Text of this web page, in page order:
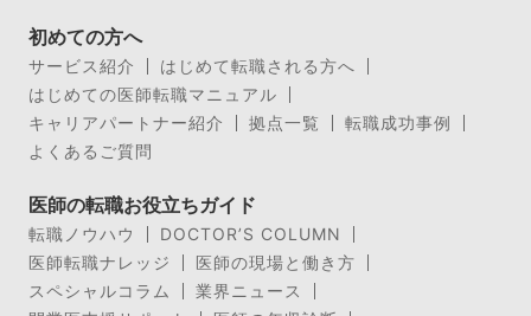
初めての方へ
サービス紹介
はじめて転職される方へ
はじめての医師転職マニュアル
キャリアパートナー紹介
拠点一覧
転職成功事例
よくあるご質問
医師の転職お役立ちガイド
転職ノウハウ
DOCTOR’S COLUMN
医師転職ナレッジ
医師の現場と働き方
スペシャルコラム
業界ニュース